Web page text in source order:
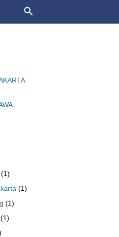
(1)
(1)
(1)
(1)